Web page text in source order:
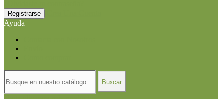
Registrarse
Ayuda
Buscar